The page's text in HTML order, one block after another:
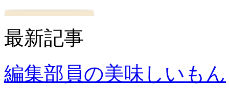
最新記事
編集部員の美味しいもん